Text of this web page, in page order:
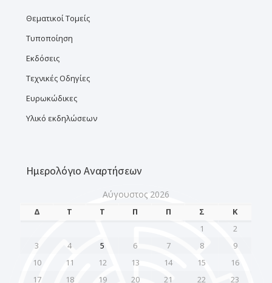
Θεματικοί Τομείς
Τυποποίηση
Εκδόσεις
Τεχνικές Οδηγίες
Ευρωκώδικες
Υλικό εκδηλώσεων
Ημερολόγιο Αναρτήσεων
Αύγουστος 2026
Δ Τ Τ Π Π Σ
Κ
1
2
3
4 5 6 7 8
9
10
11 12 13 14 15
16
17
18 19 20 21 22 23